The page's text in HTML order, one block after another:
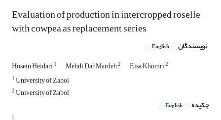
Evaluation of production in intercropped roselle –
with cowpea as replacement series
نویسندگان English
Hosein Heidari1 Mehdi DahMardeh2 Eisa Khomri2
1University of Zabol
2University of Zabol
چکیده
English